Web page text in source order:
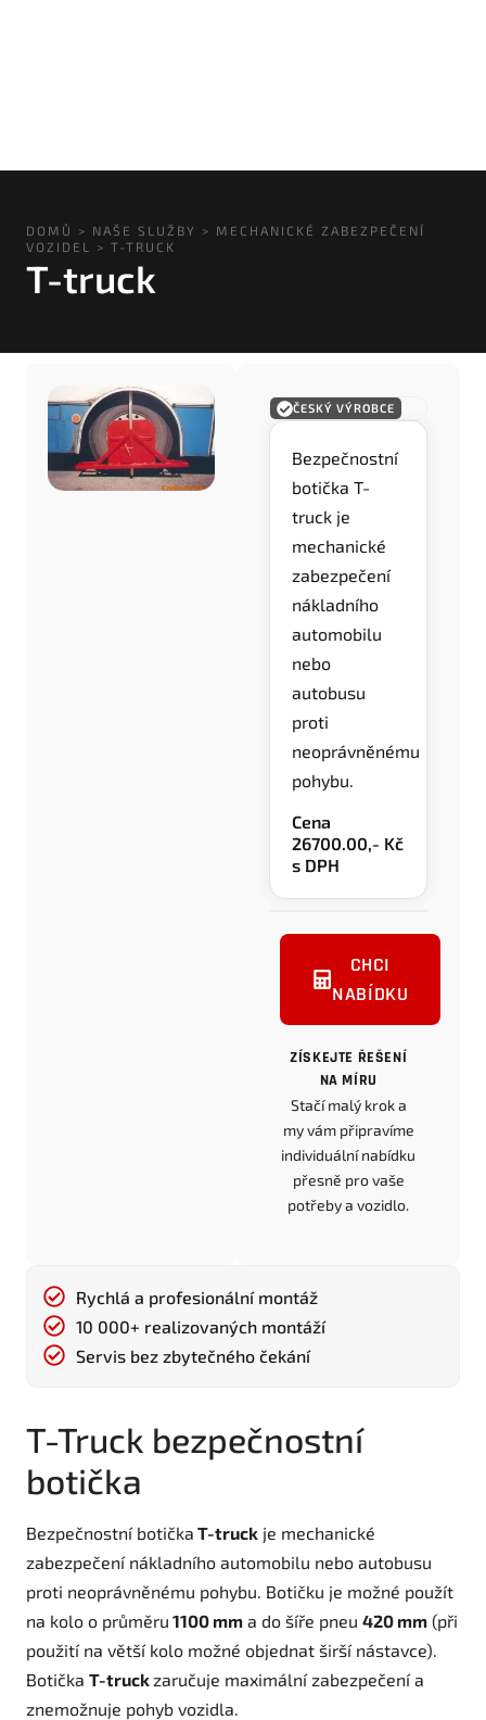
DOMŮ > NAŠE SLUŽBY > MECHANICKÉ ZABEZPEČENÍ
VOZIDEL
> T-TRUCK
T-truck
ČESKÝ VÝROBCE
Bezpečnostní
botička T-
truck je
mechanické
zabezpečení
nákladního
automobilu
nebo
autobusu
proti
neoprávněnému
pohybu.
Cena
26700.00,- Kč
s DPH
CHCI
NABÍDKU
ZÍSKEJTE ŘEŠENÍ
NA MÍRU
Stačí malý krok a
my vám připravíme
individuální nabídku
přesně pro vaše
potřeby a vozidlo.
Rychlá a profesionální montáž
10 000+ realizovaných montáží
Servis bez zbytečného čekání
T-Truck bezpečnostní
botička
Bezpečnostní botička T-truck je mechanické
zabezpečení nákladního automobilu nebo autobusu
proti neoprávněnému pohybu. Botičku je možné použít
na kolo o průměru 1100 mm a do šíře pneu 420 mm (při
použití na větší kolo možné objednat širší nástavce).
Botička T-truckzaručuje maximální zabezpečení a
znemožnuje pohyb vozidla.